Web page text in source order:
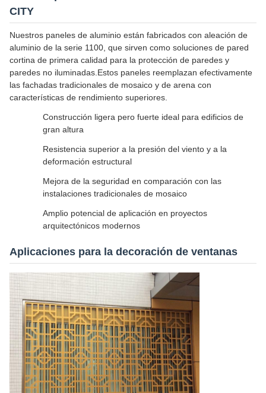
CITY
Nuestros paneles de aluminio están fabricados con aleación de
aluminio de la serie 1100, que sirven como soluciones de pared
cortina de primera calidad para la protección de paredes y
paredes no iluminadas.Estos paneles reemplazan efectivamente
las fachadas tradicionales de mosaico y de arena con
características de rendimiento superiores.
Construcción ligera pero fuerte ideal para edificios de
gran altura
Resistencia superior a la presión del viento y a la
deformación estructural
Mejora de la seguridad en comparación con las
instalaciones tradicionales de mosaico
Amplio potencial de aplicación en proyectos
arquitectónicos modernos
Aplicaciones para la decoración de ventanas